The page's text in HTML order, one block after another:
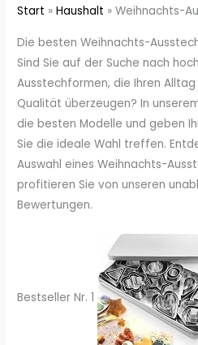
Start Haushalt Weihnachts-
Die besten Weihnachts-
Sind Sie auf der Suche nach
Ausstechformen, die Ihren
Qualität überzeugen? In
die besten Modelle und geben
Sie die ideale Wahl treffen.
Auswahl eines Weihnachts-
profitieren Sie von unseren
Bewertungen.
Bestseller Nr. 1